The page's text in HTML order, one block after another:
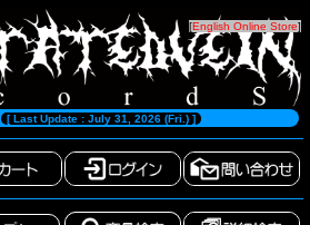
[English Online Store]
[ Last Update : July 31, 2026 (Fri.) ]